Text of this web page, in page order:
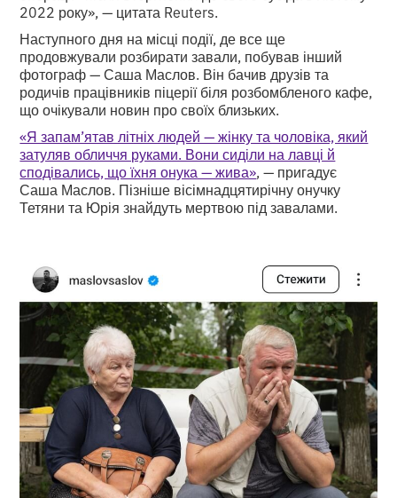
2022 року», — цитата Reuters.
Наступного дня на місці події, де все ще
продовжували розбирати завали, побував інший
фотограф — Саша Маслов. Він бачив друзів та
родичів працівників піцерії біля розбомбленого кафе,
що очікували новин про своїх близьких.
«Я запам’ятав літніх людей — жінку та чоловіка, який
затуляв обличчя руками. Вони сиділи на лавці й
сподівались, що їхня онука — жива», — пригадує
Саша Маслов. Пізніше вісімнадцятирічну онучку
Тетяни та Юрія знайдуть мертвою під завалами.